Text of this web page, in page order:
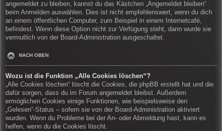
angemeldet zu bleiben, kannst du das Kästchen „Angemeldet bleiben“
beim Anmelden auswählen. Dies ist nicht empfehlenswert, wenn du dich
an einem öffentlichen Computer, zum Beispiel in einem Internetcafé,
befindest. Wenn diese Option nicht zur Verfügung steht, dann wurde sie
vermutlich von der Board-Administration ausgeschaltet.
NACH OBEN
Wozu ist die Funktion „Alle Cookies löschen“?
„Alle Cookies löschen“ löscht die Cookies, die phpBB erstellt hat und die
dafür sorgen, dass du im Forum angemeldet bleibst. Außerdem
ermöglichen Cookies einige Funktionen, wie beispielsweise den
„Gelesen“-Status – sofern sie von der Board-Administration aktiviert
wurden. Wenn du Probleme bei der An- oder Abmeldung hast, kann es
helfen, wenn du die Cookies löscht.